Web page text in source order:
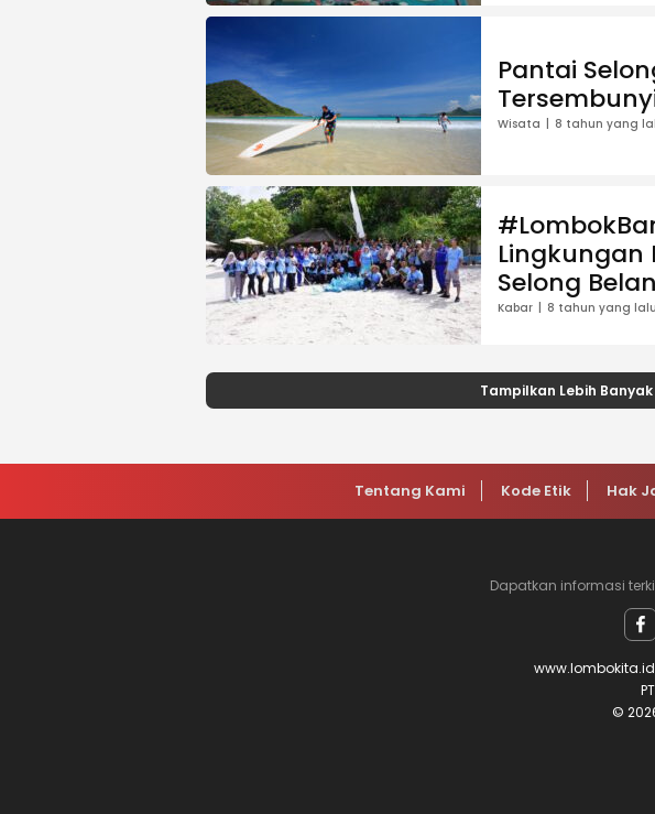
Pantai
Wisata 8 tahun yang
Lingkungan
Selong
Kabar 8 tahun yang lalu
Tampilkan Lebih Banyak
Tentang Kami Kode Etik Hak
Dapatkan informasi
©